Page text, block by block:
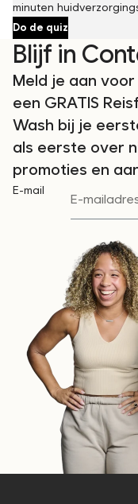
minuten
Do de quiz
Blijf in
Meld je aan
een GRATIS
Wash bij je
als eerste over
promoties en
E-mail